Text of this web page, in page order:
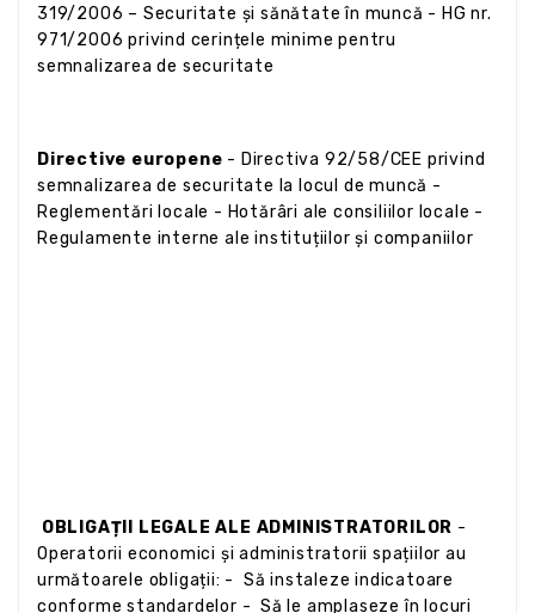
319/2006 – Securitate și sănătate în muncă - HG nr.
971/2006 privind cerințele minime pentru
semnalizarea de securitate
Directive europene - Directiva 92/58/CEE privind
semnalizarea de securitate la locul de muncă -
Reglementări locale - Hotărâri ale consiliilor locale -
Regulamente interne ale instituțiilor și companiilor
OBLIGAȚII LEGALE ALE ADMINISTRATORILOR -
Operatorii economici și administratorii spațiilor au
următoarele obligații: - Să instaleze indicatoare
conforme standardelor - Să le amplaseze în locuri